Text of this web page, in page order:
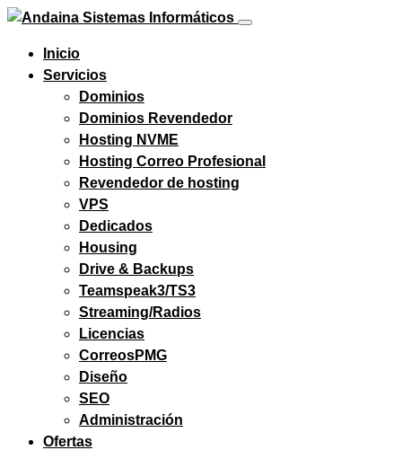
Inicio
Servicios
Dominios
Dominios Revendedor
Hosting NVME
Hosting Correo Profesional
Revendedor de hosting
VPS
Dedicados
Housing
Drive & Backups
Teamspeak3/TS3
Streaming/Radios
Licencias
CorreosPMG
Diseño
SEO
Administración
Ofertas